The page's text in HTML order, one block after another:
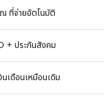
ที่จ่ายอัตโนมัติ
+ ประกันสังคม
นเดือนเหมือนเดิม